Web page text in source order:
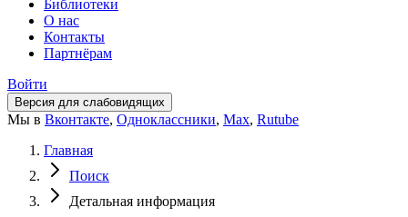
Библиотеки
О нас
Контакты
Партнёрам
Войти
Версия для слабовидящих
Мы в Вконтакте, Одноклассники, Max, Rutube
Главная
Поиск
Детальная информация